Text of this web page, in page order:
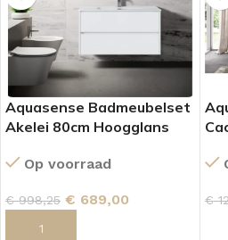
Aquasense Badmeubelset
Akelei 80cm Hoogglans
Op voorraad
€998,25 € 689,00 €